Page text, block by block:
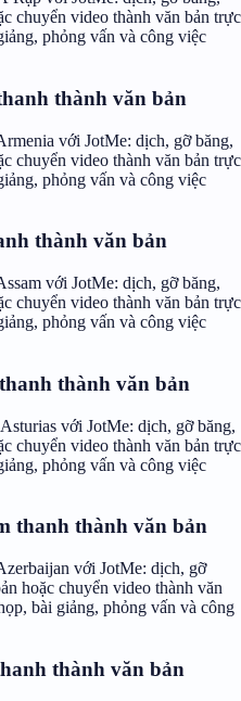
chuyển video thành văn bản trực
phỏng vấn và công việc
thành văn bản
với JotMe: dịch, gỡ băng,
chuyển video thành văn bản trực
phỏng vấn và công việc
thành văn bản
với JotMe: dịch, gỡ băng,
chuyển video thành văn bản trực
phỏng vấn và công việc
thành văn bản
với JotMe: dịch, gỡ băng,
chuyển video thành văn bản trực
phỏng vấn và công việc
thanh thành văn bản
với JotMe: dịch, gỡ
hoặc chuyển video thành văn
bài giảng, phỏng vấn và công
thành văn bản